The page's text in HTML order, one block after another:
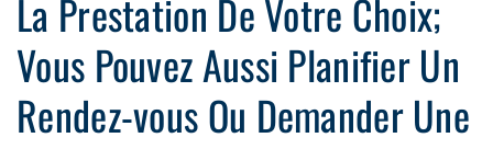
La Prestation De Votre Choix;
Vous Pouvez Aussi Planifier Un
Rendez-vous Ou Demander Une